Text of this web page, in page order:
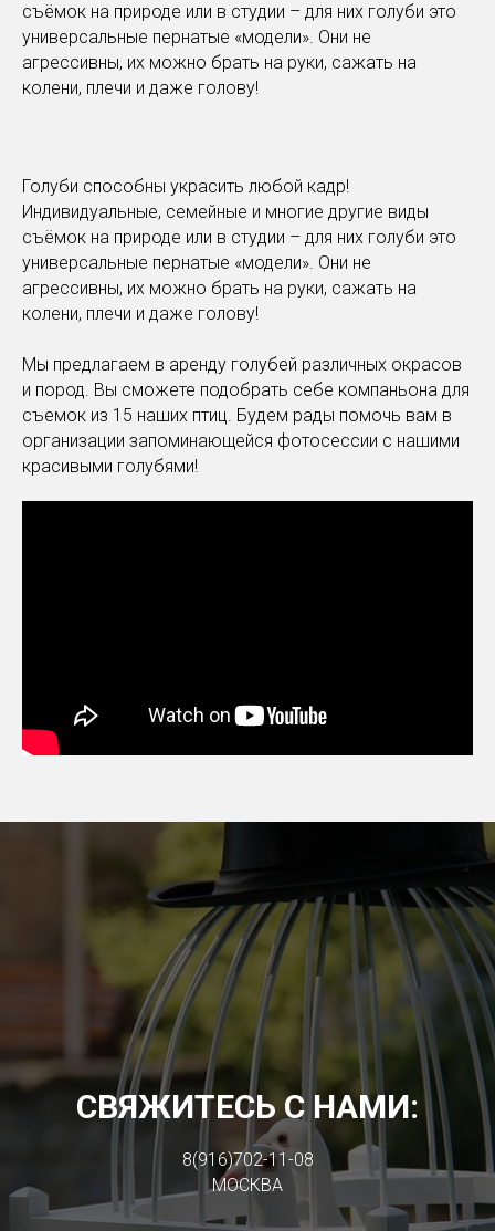
съёмок на природе или в студии – для них голуби это
универсальные пернатые «модели». Они не
агрессивны, их можно брать на руки, сажать на
колени, плечи и даже голову!
Голуби способны украсить любой кадр!
Индивидуальные, семейные и многие другие виды
съёмок на природе или в студии – для них голуби это
универсальные пернатые «модели». Они не
агрессивны, их можно брать на руки, сажать на
колени, плечи и даже голову!
Мы предлагаем в аренду голубей различных окрасов
и пород. Вы сможете подобрать себе компаньона для
съемок из 15 наших птиц. Будем рады помочь вам в
организации запоминающейся фотосессии с нашими
красивыми голубями!
СВЯЖИТЕСЬ С НАМИ:
8(916)702-11-08
МОСКВА